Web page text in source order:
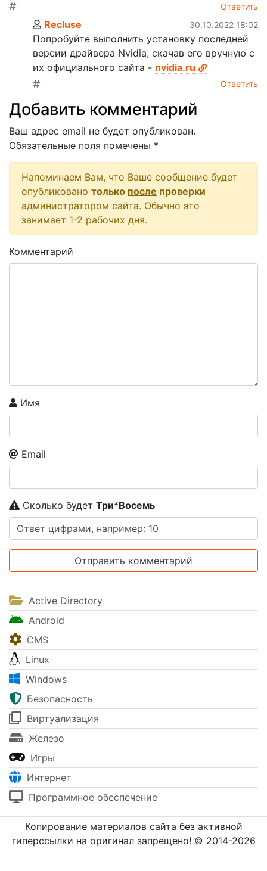
Ответить
Recluse 30.10.2022 18:02
Попробуйте выполнить установку последней
версии драйвера Nvidia, скачав его вручную с
их официального сайта - nvidia.ru
Ответить
Добавить комментарий
Ваш адрес email не будет опубликован.
Обязательные поля помечены *
Напоминаем Вам, что Ваше сообщение будет
опубликовано только после проверки
администратором сайта. Обычно это
занимает 1-2 рабочих дня.
Комментарий
Имя
Email
Сколько будет Tpи*Boceмь
Active Directory
Android
CMS
Linux
Windows
Безопасность
Виртуализация
Железо
Игры
Интернет
Программное обеспечение
Копирование материалов сайта без активной
гиперссылки на оригинал запрещено! © 2014-2026